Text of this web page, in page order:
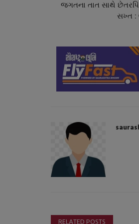
જગતના તાત સાથે
સખ્ત :
ઉના પોલીસે
પ્રોફાઈલ